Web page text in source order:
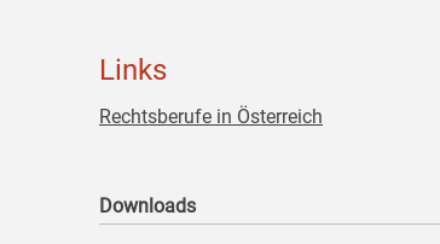
Links
Rechtsberufe in Österreich
Downloads